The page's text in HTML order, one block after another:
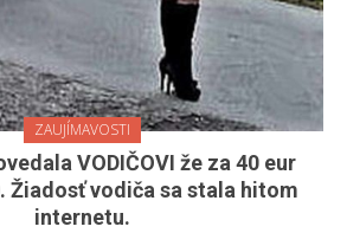
ZAUJÍMAVOSTI
VODIČOVI že za 40 eur
Žiadosť vodiča sa stala hitom
internetu.